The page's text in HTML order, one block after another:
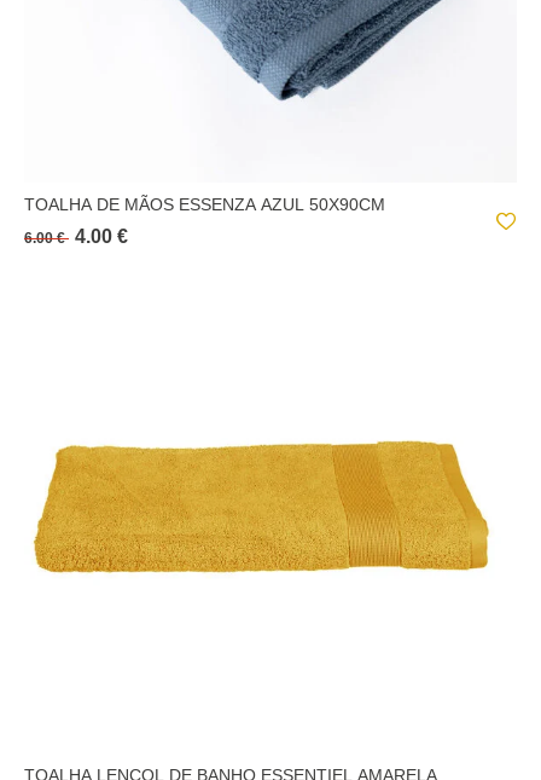
TOALHA DE MÃOS ESSENZA AZUL 50X90CM
6.00 € 4.00 €
TOALHA LENÇOL DE BANHO ESSENTIEL AMARELA